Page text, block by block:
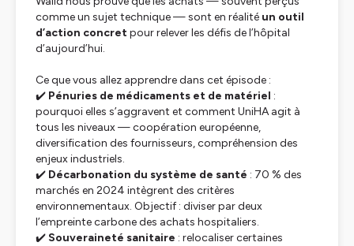
comme un sujet technique — sont en réalité un outil
d’action concretpour relever les défis de l’hôpital
d’aujourd’hui.
Ce que vous allez apprendre dans cet épisode :
✔️ Pénuries de médicaments et de matériel :
pourquoi elles s’aggravent et comment UniHA agit à
tous les niveaux — coopération européenne,
diversification des fournisseurs, compréhension des
enjeux industriels.
✔️ Décarbonation du système de santé : 70 % des
marchés en 2024 intègrent des critères
environnementaux. Objectif : diviser par deux
l’empreinte carbone des achats hospitaliers.
✔️ Souveraineté sanitaire : relocaliser certaines